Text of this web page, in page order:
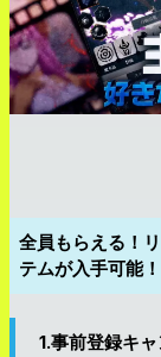
全員もらえる！
テムが入手可能！
1.事前登録キャ